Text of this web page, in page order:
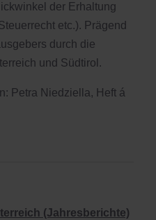
der Erhaltung
etc.). Prägend
durch die
und Südtirol.
Petra Niedziella, Heft á
(Jahresberichte)